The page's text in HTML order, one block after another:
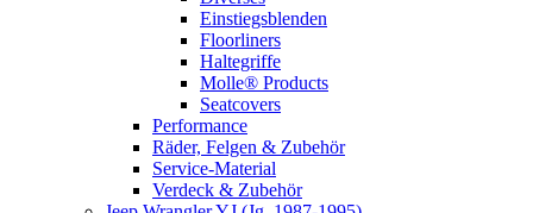
Einstiegsblenden
Floorliners
Haltegriffe
Molle® Products
Seatcovers
Performance
Räder, Felgen & Zubehör
Service-Material
Verdeck & Zubehör